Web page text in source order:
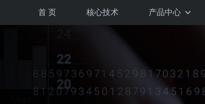
首 页 核心技术 产品中心